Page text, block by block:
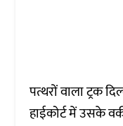
पत्थरों वाला ट्रक
हाईकोर्ट में उसके